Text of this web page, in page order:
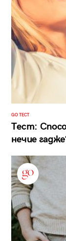
GO ТЕСТ
Тест:
нечие